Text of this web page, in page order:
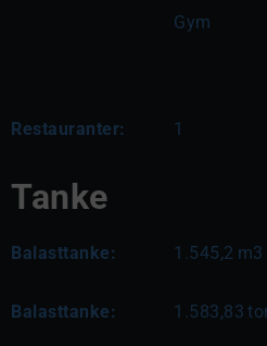
Gym
Restauranter: 1
Tanke
Balasttanke: 1.545,2 m3
Balasttanke: 1.583,83